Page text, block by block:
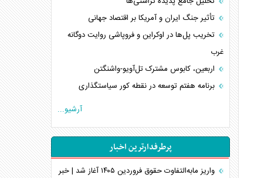
تأثیر جنگ ایران و آمریکا بر اقتصاد جهانی
تخریب پل‌ها در اوکراین و فروپاشی روایت دوگانه
غرب
اربعین، کابوس مشترک تل‌آویو-واشنگتن
برنامه هفتم توسعه در نقطه کور سیاستگذاری
کنوانسیون دریای خزر در راستای منافع ملی است؟
اهمیت راهبردی اردن برای آمریکا
پیام، ظرفیت بالفعل‌نشده تجارت ایران
همسویی عربستان با سنتکام علیه متحدان ایران
آرشیو...
پرطرفدارترین اخبار
واریز مابه‌التفاوت حقوق فروردین ۱۴۰۵ آغاز شد | خبر